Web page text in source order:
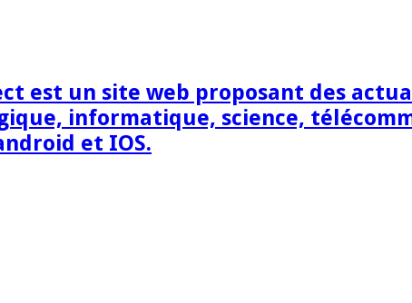
est un site web proposant des
informatique, science,
et IOS.